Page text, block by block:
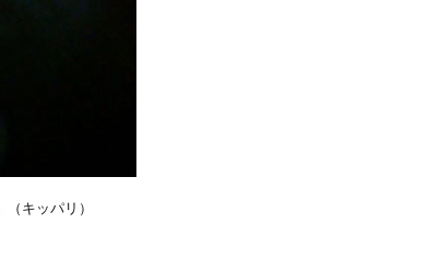
キッパリ）